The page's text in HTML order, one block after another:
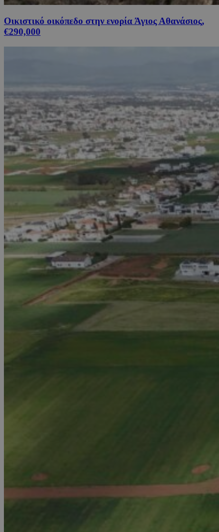
Οικιστικό οικόπεδο στην ενορία Άγιος Αθανάσιος,
€290,000